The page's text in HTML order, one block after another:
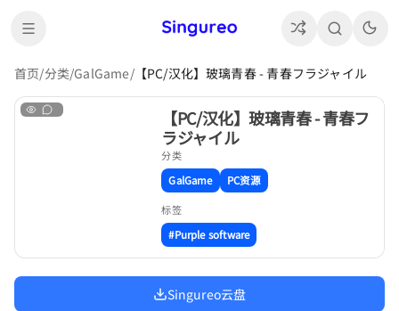
首页/分类/GalGame/【PC/汉化】玻璃青春 - 青春フラジャイル
【PC/汉化】玻璃青春 - 青春フ
ラジャイル
分类
GalGame
PC资源
标签
#Purple software
Singureo云盘